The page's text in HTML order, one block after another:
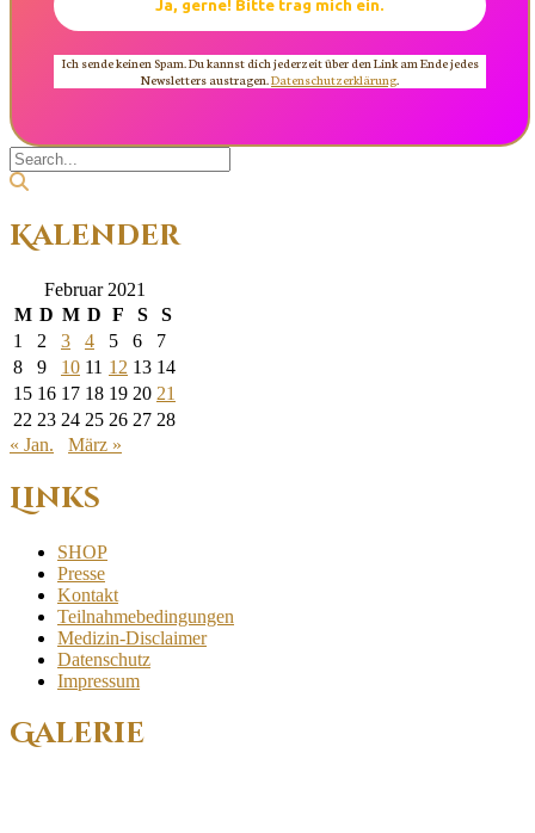
Ich sende keinen Spam. Du kannst dich jederzeit über den Link am Ende jedes
Newsletters austragen.Datenschutzerklärung.
Kalender
Februar 2021
M D M D F S
S
1
2 3 4 5 6
7
8
9 10 11 12 13 14
15 16 17 18 19 20 21
22 23 24 25 26 27 28
« Jan.
März »
Links
SHOP
Presse
Kontakt
Teilnahmebedingungen
Medizin-Disclaimer
Datenschutz
Impressum
Galerie